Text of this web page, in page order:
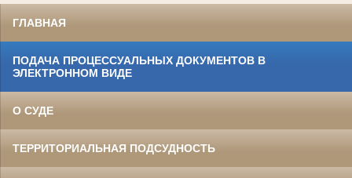
ГЛАВНАЯ
ПОДАЧА ПРОЦЕССУАЛЬНЫХ ДОКУМЕНТОВ В
ЭЛЕКТРОННОМ ВИДЕ
О СУДЕ
ТЕРРИТОРИАЛЬНАЯ ПОДСУДНОСТЬ